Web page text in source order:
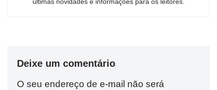
Deixe um comentário
O seu endereço de e-mail não será